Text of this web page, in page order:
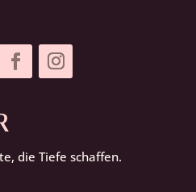
die Tiefe schaffen.